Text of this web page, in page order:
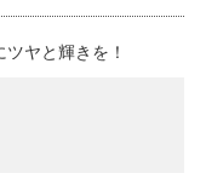
ヤと輝きを！